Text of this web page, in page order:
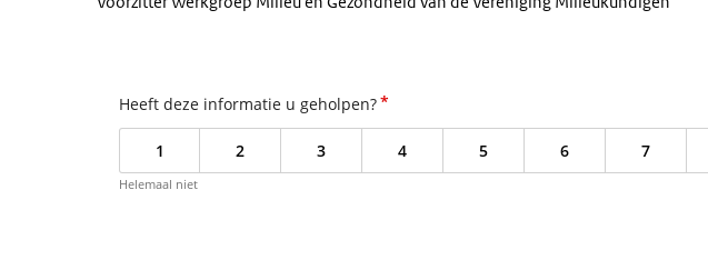
Heeft deze informatie u geholpen?*
1 2 3 4 5 6 7
Helemaal niet